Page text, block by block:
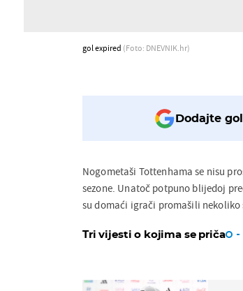
gol expired (Foto: DNEVNIK.hr)
Dodajte
Nogometaši Tottenhama se nisu
sezone. Unatoč potpuno blijedoj
su domaći igrači promašili
Tri vijesti o kojima se priča